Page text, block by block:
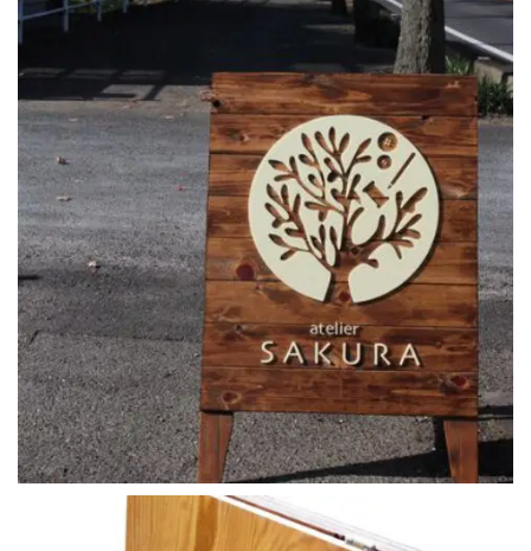
ahsap_ayakli_tabela (7)